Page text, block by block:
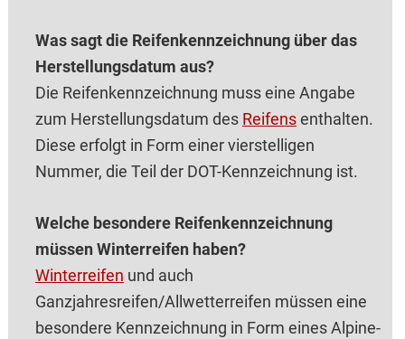
Was sagt die Reifenkennzeichnung über das
Herstellungsdatum aus?
Die Reifenkennzeichnung muss eine Angabe
zum Herstellungsdatum des Reifensenthalten.
Diese erfolgt in Form einer vierstelligen
Nummer, die Teil der DOT-Kennzeichnung ist.
Welche besondere Reifenkennzeichnung
müssen Winterreifen haben?
Winterreifen und auch
Ganzjahresreifen/Allwetterreifen müssen eine
besondere Kennzeichnung in Form eines Alpine-